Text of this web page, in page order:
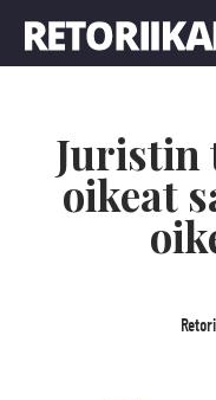
Juristin
oikeat